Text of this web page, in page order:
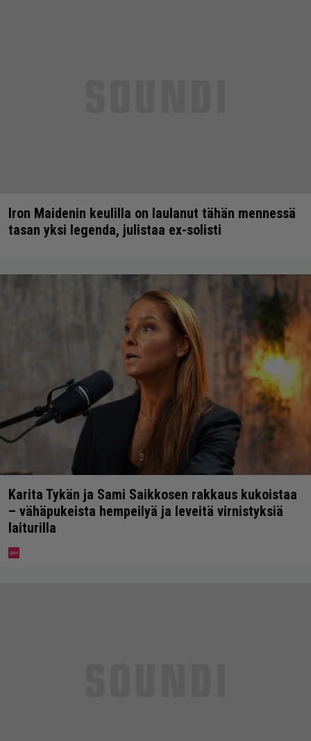
Iron Maidenin keulilla on laulanut tähän mennessä
tasan yksi legenda, julistaa ex-solisti
Karita Tykän ja Sami Saikkosen rakkaus kukoistaa
– vähäpukeista hempeilyä ja leveitä virnistyksiä
laiturilla